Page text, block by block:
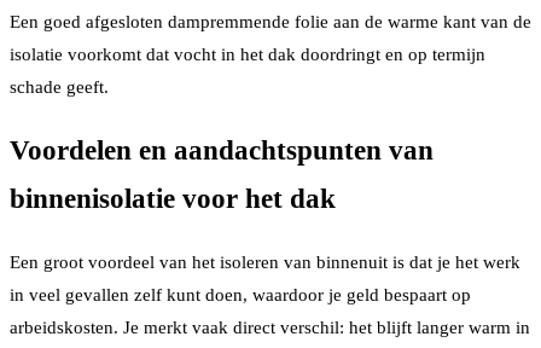
Een goed afgesloten dampremmende folie aan de warme kant van de
isolatie voorkomt dat vocht in het dak doordringt en op termijn
schade geeft.
Voordelen en aandachtspunten van
binnenisolatie voor het dak
Een groot voordeel van het isoleren van binnenuit is dat je het werk
in veel gevallen zelf kunt doen, waardoor je geld bespaart op
arbeidskosten. Je merkt vaak direct verschil: het blijft langer warm in